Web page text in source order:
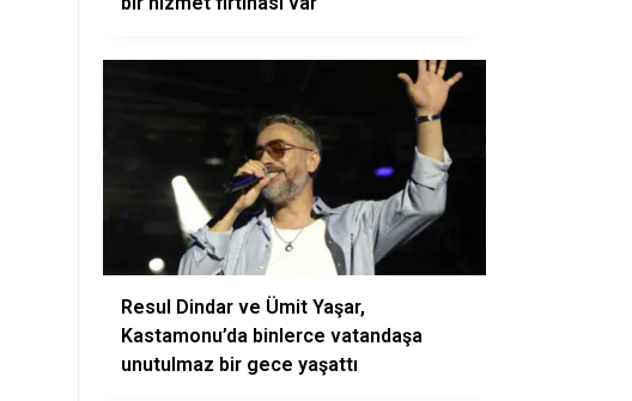
Resul Dindar ve Ümit Yaşar,
Kastamonu’da binlerce vatandaşa
unutulmaz bir gece yaşattı